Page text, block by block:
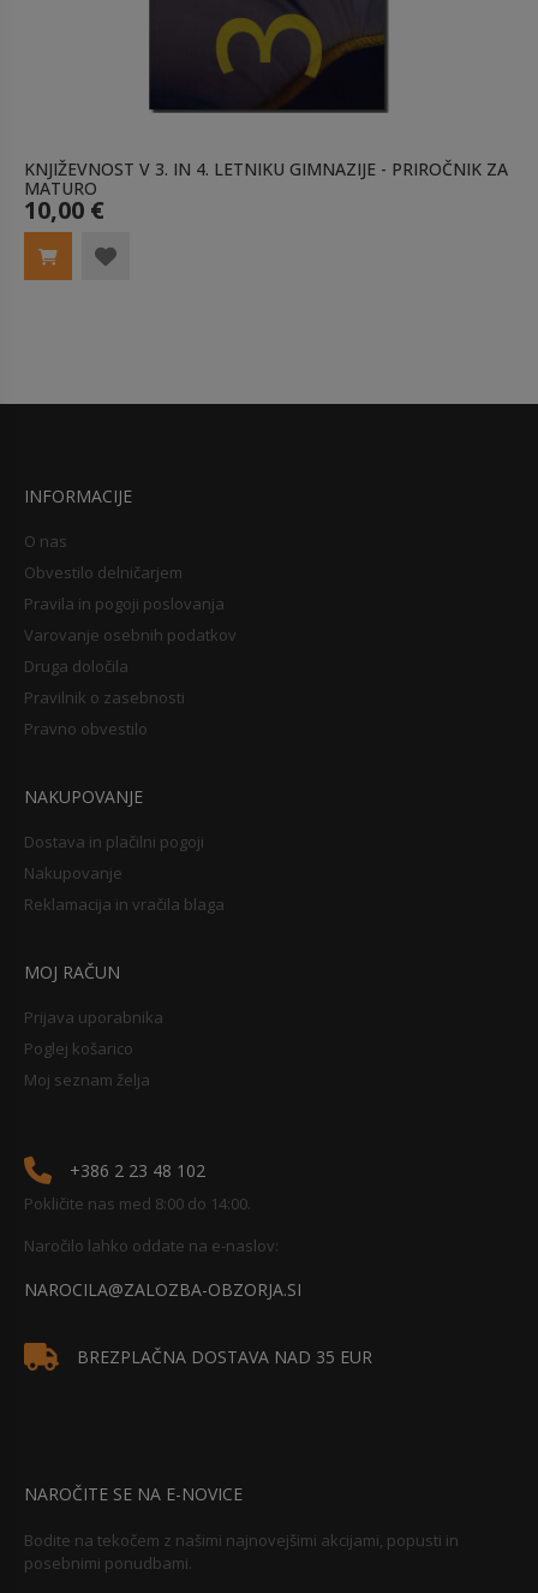
KNJIŽEVNOST V 3. IN 4. LETNIKU GIMNAZIJE - PRIROČNIK ZA
MATURO
10,00 €
INFORMACIJE
O nas
Obvestilo delničarjem
Pravila in pogoji poslovanja
Varovanje osebnih podatkov
Druga določila
Pravilnik o zasebnosti
Pravno obvestilo
NAKUPOVANJE
Dostava in plačilni pogoji
Nakupovanje
Reklamacija in vračila blaga
MOJ RAČUN
Prijava uporabnika
Poglej košarico
Moj seznam želja
+386 2 23 48 102
Pokličite nas med 8:00 do 14:00.
Naročilo lahko oddate na e-naslov:
NAROCILA@ZALOZBA-OBZORJA.SI
BREZPLAČNA DOSTAVA NAD 35 EUR
NAROČITE SE NA E-NOVICE
Bodite na tekočem z našimi najnovejšimi akcijami, popusti in
posebnimi ponudbami.